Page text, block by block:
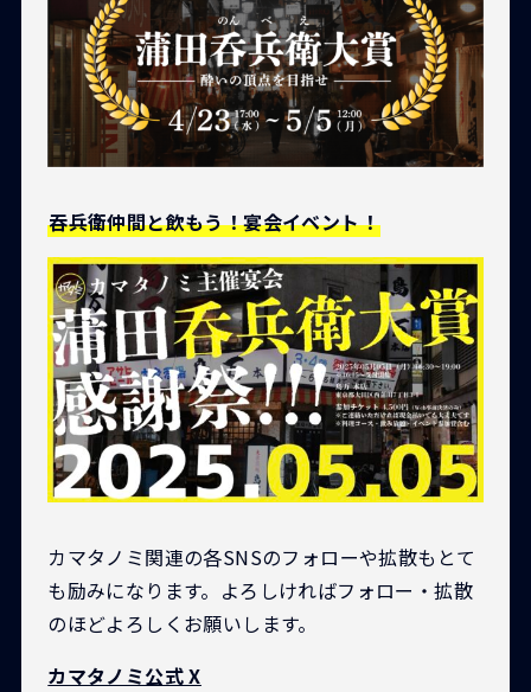
吞兵衛仲間と飲もう！宴会イベント！
カマタノミ関連の各SNSのフォローや拡散もとて
も励みになります。よろしければフォロー・拡散
のほどよろしくお願いします。
カマタノミ公式 X